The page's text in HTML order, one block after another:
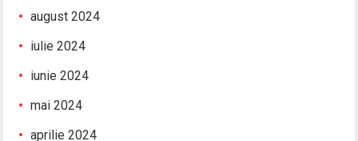
august 2024
iulie 2024
iunie 2024
mai 2024
aprilie 2024